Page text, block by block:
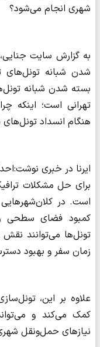
شهری انجام می‌شود؟
به گزارش سایت
شدن شبانه تونل‌های
بسته شدن شبانه
تهرانی است؛ اینکه
هنگام انسداد
ایرنا در خبری
برای حل مشکلات
است. در کلان‌شهرهایی
کمبود فضای سطحی و
تونل‌ها می‌توانند نقش
زمان سفر و بهبود
علاوه بر این،
کمک می‌کند و
نیازهای حمل‌ونقل